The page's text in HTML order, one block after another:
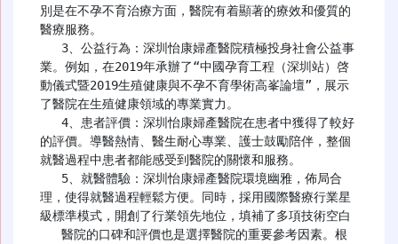
別是在不孕不育治療方面，醫院有着顯著的療效和優質的
醫療服務。
業。例如，在2019年承辦了“中國孕育工程（深圳站）啓
動儀式暨2019生殖健康與不孕不育學術高峯論壇”，展示
了醫院在生殖健康領域的專業實力。
的評價。導醫熱情、醫生耐心專業、護士鼓勵陪伴，整個
就醫過程中患者都能感受到醫院的關懷和服務。
理，使得就醫過程輕鬆方便。同時，採用國際醫療行業星
級標準模式，開創了行業領先地位，填補了多項技術空白